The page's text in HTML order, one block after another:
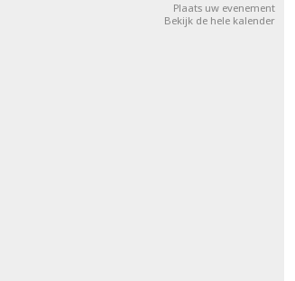
Plaats uw evenement
Bekijk de hele kalender